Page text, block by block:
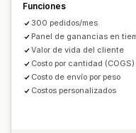
Imágenes e informes
Panel de control de
Paneles de control
Informes de múltiples
Exportación de datos
Resumen de ventas
Transacciones
Clientes
Importación de datos
Funciones
300 pedidos/mes
Panel de ganancias en
Valor de vida del cliente
Costo por cantidad (COGS)
Costo de envío por peso
Costos personalizados